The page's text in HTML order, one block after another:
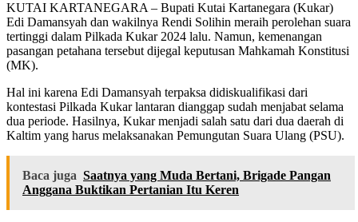
KUTAI KARTANEGARA – Bupati Kutai Kartanegara (Kukar)
Edi Damansyah dan wakilnya Rendi Solihin meraih perolehan suara
tertinggi dalam Pilkada Kukar 2024 lalu. Namun, kemenangan
pasangan petahana tersebut dijegal keputusan Mahkamah Konstitusi
(MK).
Hal ini karena Edi Damansyah terpaksa didiskualifikasi dari
kontestasi Pilkada Kukar lantaran dianggap sudah menjabat selama
dua periode. Hasilnya, Kukar menjadi salah satu dari dua daerah di
Kaltim yang harus melaksanakan Pemungutan Suara Ulang (PSU).
Baca juga Saatnya yang Muda Bertani, Brigade Pangan
Anggana Buktikan Pertanian Itu Keren